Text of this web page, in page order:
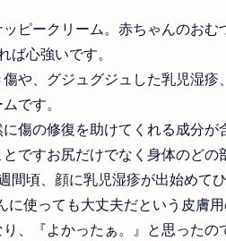
ピークリーム。赤ちゃんのお
心強いです。
や、グジュグジュした乳児湿
です。
傷の修復を助けてくれる成分
ですお尻だけでなく身体のどの
間頃、顔に乳児湿疹が出始めて
に使っても大丈夫だという皮膚
、『よかったぁ。』と思ったの